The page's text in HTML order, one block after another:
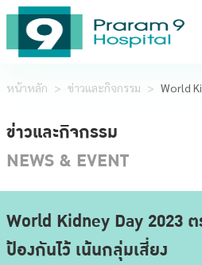
หน้าหลัก > ข่าวและกิจกรรม >
ข่าวและกิจกรรม
NEWS & EVENT
World Kidney Day 2023 ต
ป้องกันไว้ เน้นกลุ่มเสี่ยง